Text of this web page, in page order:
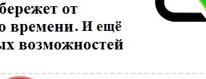
а России. Посылка от 13 ноября. Как
или нет?